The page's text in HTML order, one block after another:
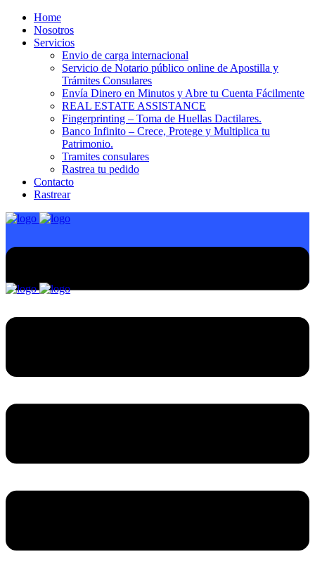
Home
Nosotros
Servicios
Envio de carga internacional
Servicio de Notario público online de Apostilla y
Trámites Consulares
Envía Dinero en Minutos y Abre tu Cuenta Fácilmente
REAL ESTATE ASSISTANCE
Fingerprinting – Toma de Huellas Dactilares.
Banco Infinito – Crece, Protege y Multiplica tu
Patrimonio.
Tramites consulares
Rastrea tu pedido
Contacto
Rastrear